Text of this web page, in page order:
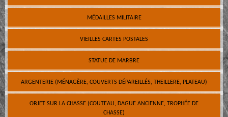
MÉDAILLES MILITAIRE
VIEILLES CARTES POSTALES
STATUE DE MARBRE
ARGENTERIE (MÉNAGÈRE, COUVERTS DÉPAREILLÉS, THEILLERE, PLATEAU)
OBJET SUR LA CHASSE (COUTEAU, DAGUE ANCIENNE, TROPHÉE DE
CHASSE)